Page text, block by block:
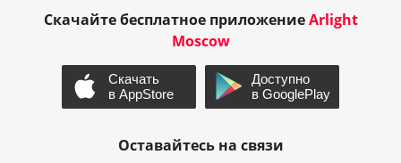
Скачайте бесплатное приложениеArlight
Moscow
Оставайтесь на связи